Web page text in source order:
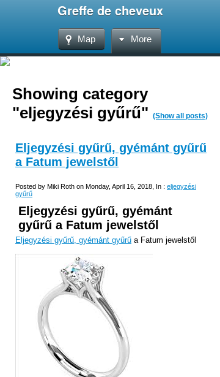
Greffe de cheveux
Map More
Showing category
"eljegyzési gyűrű" (Show all posts)
Eljegyzési gyűrű, gyémánt gyűrű
a Fatum jewelstől
Posted by Miki Roth on Monday, April 16, 2018, In : eljegyzési
gyűrű
Eljegyzési gyűrű, gyémánt
gyűrű a Fatum jewelstől
Eljegyzési gyűrű, gyémánt gyűrű a Fatum jewelstől